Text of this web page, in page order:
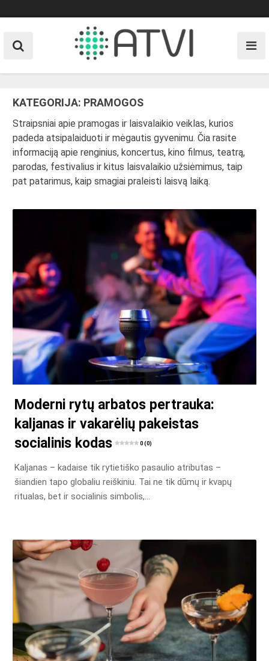
to
KATEGORIJA: PRAMOGOS
Straipsniai apie pramogas ir laisvalaikio veiklas, kurios
padeda atsipalaiduoti ir mėgautis gyvenimu. Čia rasite
informaciją apie renginius, koncertus, kino filmus, teatrą,
parodas, festivalius ir kitus laisvalaikio užsiėmimus, taip
pat patarimus, kaip smagiai praleisti laisvą laiką.
Moderni rytų arbatos pertrauka:
kaljanas ir vakarėlių pakeistas
socialinis kodas
0 (0)
Kaljanas – kadaise tik rytietiško pasaulio atributas –
šiandien tapo globaliu reiškiniu. Tai ne tik dūmų ir kvapų
ritualas, bet ir socialinis simbolis,…